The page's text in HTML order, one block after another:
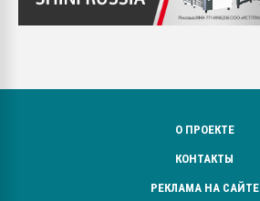
О ПРОЕКТЕ
КОНТАКТЫ
РЕКЛАМА НА САЙТЕ